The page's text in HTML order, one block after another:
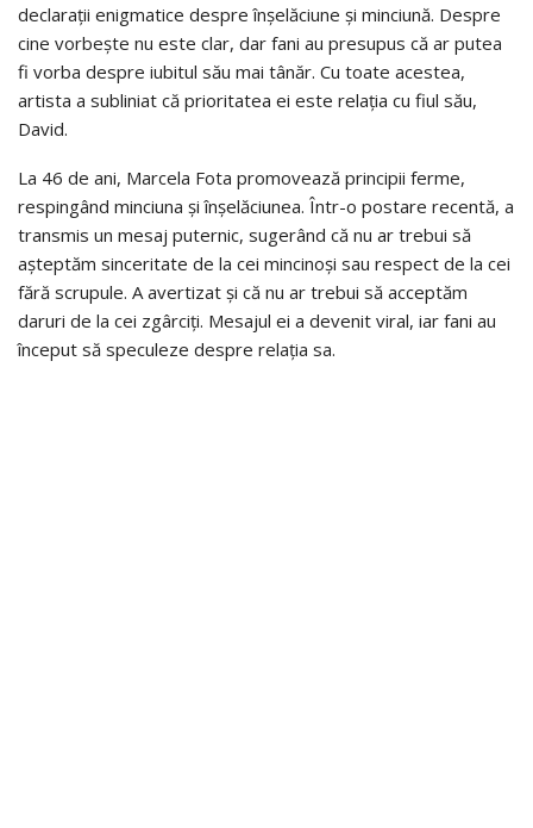
declarații enigmatice despre înșelăciune și minciună. Despre
cine vorbește nu este clar, dar fani au presupus că ar putea
fi vorba despre iubitul său mai tânăr. Cu toate acestea,
artista a subliniat că prioritatea ei este relația cu fiul său,
David.
La 46 de ani, Marcela Fota promovează principii ferme,
respingând minciuna și înșelăciunea. Într-o postare recentă, a
transmis un mesaj puternic, sugerând că nu ar trebui să
așteptăm sinceritate de la cei mincinoși sau respect de la cei
fără scrupule. A avertizat și că nu ar trebui să acceptăm
daruri de la cei zgârciți. Mesajul ei a devenit viral, iar fani au
început să speculeze despre relația sa.